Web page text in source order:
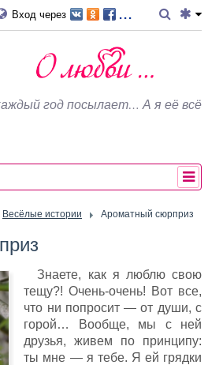
Вход через ...
год посылает… А я её всё
Весёлые истории Ароматный сюрприз
Знаете, как я люблю свою
тещу?! Очень-очень! Вот все,
что ни попросит — от души, с
горой… Вообще, мы с ней
друзья, живем по принципу:
ты мне — я тебе. Я ей грядки